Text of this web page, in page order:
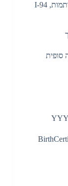
– 05_Travel_Immigration: ויזות קודמות, חותמות, I-94